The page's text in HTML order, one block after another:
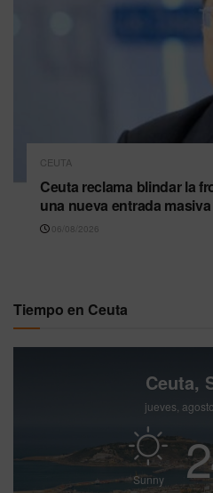
CEUTA
Ceuta reclama blindar la
una nueva entrada
06/08/2026
Tiempo en Ceuta
Ceuta,
jueves,
Sunny